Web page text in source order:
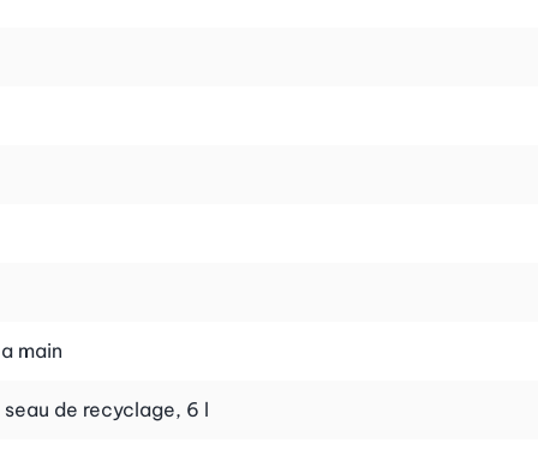
main
seau de recyclage, 6 l